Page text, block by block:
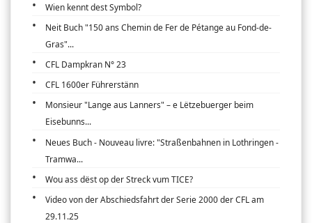
Wien kennt dest Symbol?
Neit Buch "150 ans Chemin de Fer de Pétange au Fond-de-
Gras"...
CFL Dampkran N° 23
CFL 1600er Führerstänn
Monsieur "Lange aus Lanners" – e Lëtzebuerger beim
Eisebunns...
Neues Buch - Nouveau livre: "Straßenbahnen in Lothringen -
Tramwa...
Wou ass dëst op der Streck vum TICE?
Video von der Abschiedsfahrt der Serie 2000 der CFL am
29.11.25